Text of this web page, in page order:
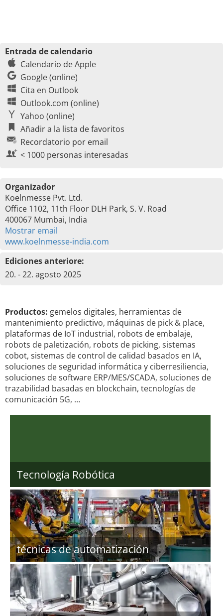
Entrada de calendario
Calendario de Apple
Google (online)
Cita en Outlook
Outlook.com (online)
Yahoo (online)
Añadir a la lista de favoritos
Recordatorio por email
< 1000 personas interesadas
Organizador
Koelnmesse Pvt. Ltd.
Office 1102, 11th Floor DLH Park, S. V. Road
400067 Mumbai, India
Mostrar email
www.koelnmesse-india.com
Ediciones anteriore:
20. - 22. agosto 2025
Productos: gemelos digitales, herramientas de
mantenimiento predictivo, máquinas de pick & place,
plataformas de IoT industrial, robots de embalaje,
robots de paletización, robots de picking, sistemas
cobot, sistemas de control de calidad basados en IA,
soluciones de seguridad informática y ciberresiliencia,
soluciones de software ERP/MES/SCADA, soluciones de
trazabilidad basadas en blockchain, tecnologías de
comunicación 5G, …
Tecnología Robótica
técnicas de automatización